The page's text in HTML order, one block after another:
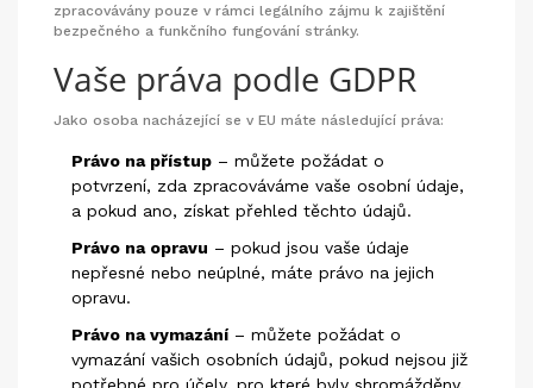
zpracovávány pouze v rámci legálního zájmu k zajištění
bezpečného a funkčního fungování stránky.
Vaše práva podle GDPR
Jako osoba nacházející se v EU máte následující práva:
Právo na přístup – můžete požádat o
potvrzení, zda zpracováváme vaše osobní údaje,
a pokud ano, získat přehled těchto údajů.
Právo na opravu – pokud jsou vaše údaje
nepřesné nebo neúplné, máte právo na jejich
opravu.
Právo na vymazání – můžete požádat o
vymazání vašich osobních údajů, pokud nejsou již